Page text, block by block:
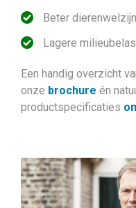
Beter
Lagere
Een handig overzicht
onze brochure én
productspecificaties